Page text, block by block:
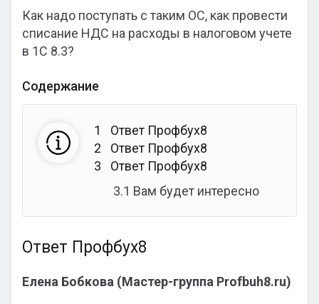
Как надо поступать с таким ОС, как провести
списание НДС на расходы в налоговом учете
в 1С 8.3?
Содержание
1
Ответ Профбух8
2
Ответ Профбух8
3
Ответ Профбух8
3.1 Вам будет интересно
Ответ Профбух8
Елена Бобкова (Мастер-группа Profbuh8.ru)